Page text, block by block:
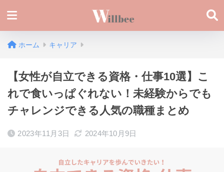
ホーム キャリア
【女性が自立できる資格・仕事10選】こ
れで食いっぱぐれない！未経験からでも
チャレンジできる人気の職種まとめ
2023年11月3日 2024年10月9日